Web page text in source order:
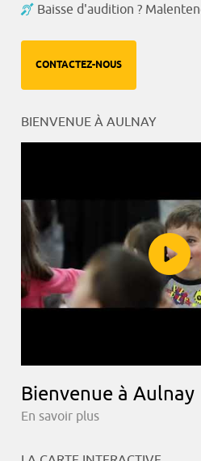
Baisse d'audition ?
CONTACTEZ-NOUS
BIENVENUE À AULNAY
Bienvenue à Aulnay
En savoir plus